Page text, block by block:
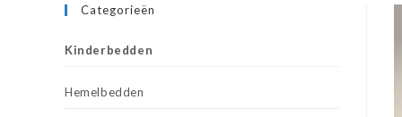
Categorieën
Kinderbedden
Hemelbedden